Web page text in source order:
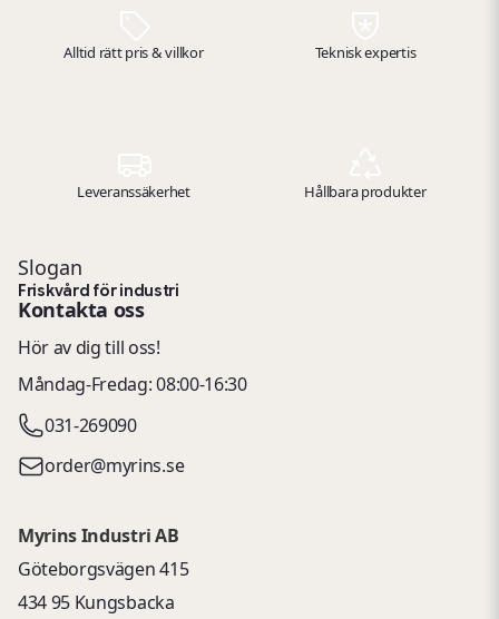
Alltid rätt pris & villkor Teknisk expertis
Leveranssäkerhet Hållbara produkter
Slogan
Friskvård för industri
Kontakta oss
Hör av dig till oss!
Måndag-Fredag: 08:00-16:30
031-269090
order@myrins.se
Myrins Industri AB
Göteborgsvägen 415
434 95 Kungsbacka